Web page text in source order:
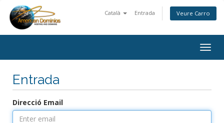
Català Entrada Veure Carro
Entrada
Direcció Email